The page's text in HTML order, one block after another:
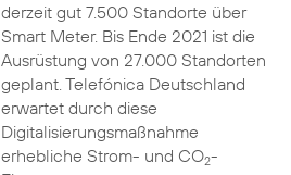
derzeit gut 7.500 Standorte über
Smart Meter. Bis Ende 2021 ist die
Ausrüstung von 27.000 Standorten
geplant. Telefónica Deutschland
erwartet durch diese
Digitalisierungsmaßnahme
erhebliche Strom- und CO2-